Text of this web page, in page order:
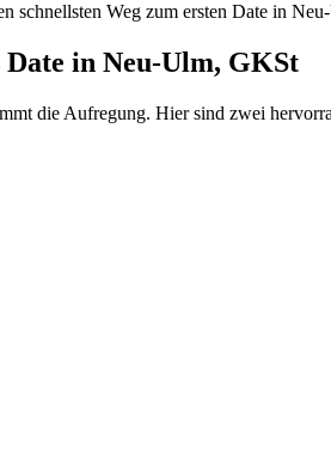
schnellsten Weg zum ersten Date in
Date in Neu-Ulm, GKSt
die Aufregung. Hier sind zwei